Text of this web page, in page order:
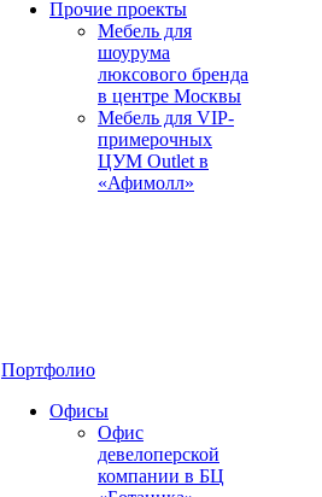
Прочие проекты
Мебель для
шоурума
люксового бренда
в центре Москвы
Мебель для VIP-
примерочных
ЦУМ Outlet в
«Афимолл»
Портфолио
Офисы
Офис
девелоперской
компании в БЦ